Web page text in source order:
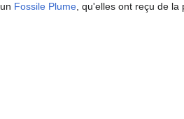
un Fossile Plume , qu'elles ont reçu de la